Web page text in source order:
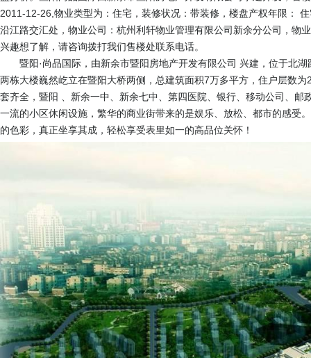
2011-12-26,物业类型为：住宅，装修状况：带装修，楼盘产权年限：
沿江路交汇处，物业公司：杭州利轩物业管理有限公司新余分公司，物
兴趣想了解，请咨询拨打我们售楼处联系电话。
暨阳·尚品国际，由新余市暨阳房地产开发有限公司 兴建，位于北
两栋大楼巍然屹立在暨阳大桥两侧，总建筑面积7万多平方，住户层数
套齐全，暨阳 、新余一中、新余七中、第四医院、银行、移动公司、邮
一流的小区休闲设施，繁华的商业街带来的是娱乐、放松、都市的感受
的色彩，真正坐享其成，轻松享受表里如一的高品位关怀！